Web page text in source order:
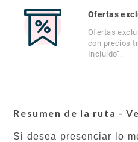
Ofertas
Ofertas
con precios
Incluido”.
Resumen de la ruta -
Si desea presenciar lo